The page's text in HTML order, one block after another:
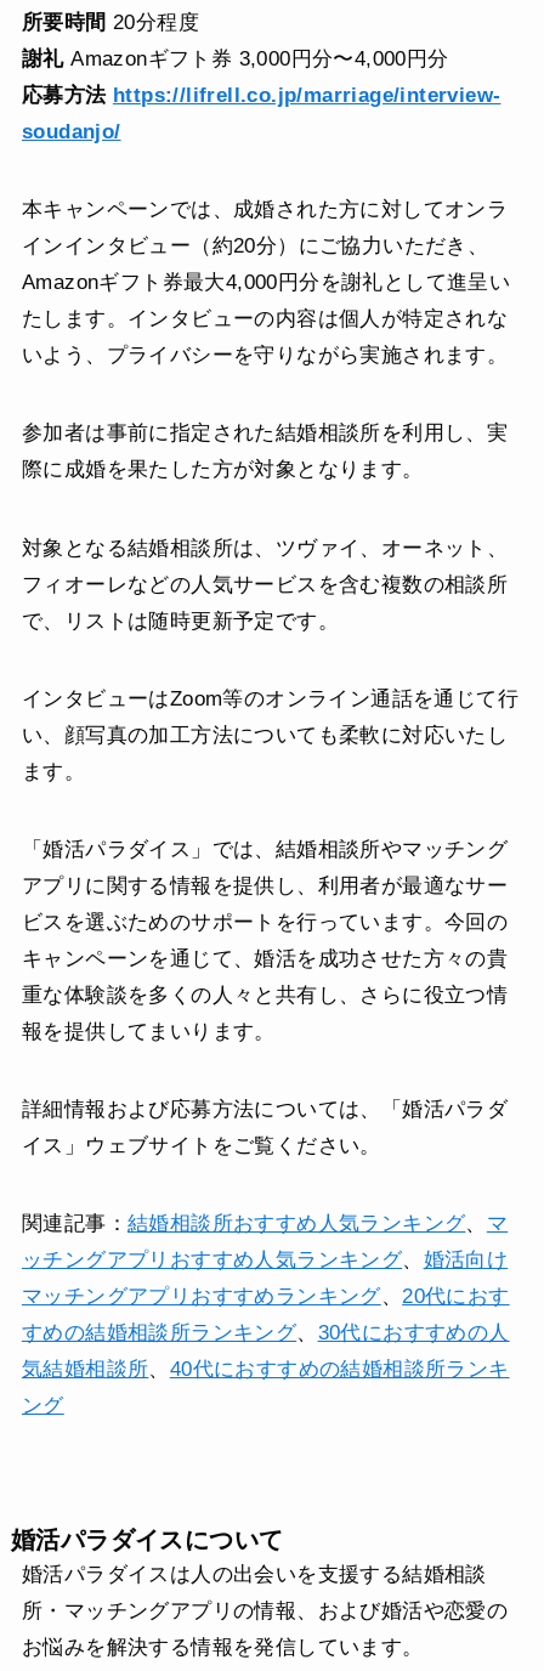
所要時間 20分程度
謝礼Amazonギフト券 3,000円分〜4,000円分
応募方法 https://lifrell.co.jp/marriage/interview-
soudanjo/
本キャンペーンでは、成婚された方に対してオンラ
インインタビュー（約20分）にご協力いただき、
Amazonギフト券最大4,000円分を謝礼として進呈い
たします。インタビューの内容は個人が特定されな
いよう、プライバシーを守りながら実施されます。
参加者は事前に指定された結婚相談所を利用し、実
際に成婚を果たした方が対象となります。
対象となる結婚相談所は、ツヴァイ、オーネット、
フィオーレなどの人気サービスを含む複数の相談所
で、リストは随時更新予定です。
インタビューはZoom等のオンライン通話を通じて行
い、顔写真の加工方法についても柔軟に対応いたし
ます。
「婚活パラダイス」では、結婚相談所やマッチング
アプリに関する情報を提供し、利用者が最適なサー
ビスを選ぶためのサポートを行っています。今回の
キャンペーンを通じて、婚活を成功させた方々の貴
重な体験談を多くの人々と共有し、さらに役立つ情
報を提供してまいります。
詳細情報および応募方法については、「婚活パラダ
イス」ウェブサイトをご覧ください。
関連記事： 結婚相談所おすすめ人気ランキング、 マ
ッチングアプリおすすめ人気ランキング、 婚活向け
マッチングアプリおすすめランキング、 20代におす
すめの結婚相談所ランキング、 30代におすすめの人
気結婚相談所、 40代におすすめの結婚相談所ランキ
ング
婚活パラダイスについて
婚活パラダイスは人の出会いを支援する結婚相談
所・マッチングアプリの情報、および婚活や恋愛の
お悩みを解決する情報を発信しています。